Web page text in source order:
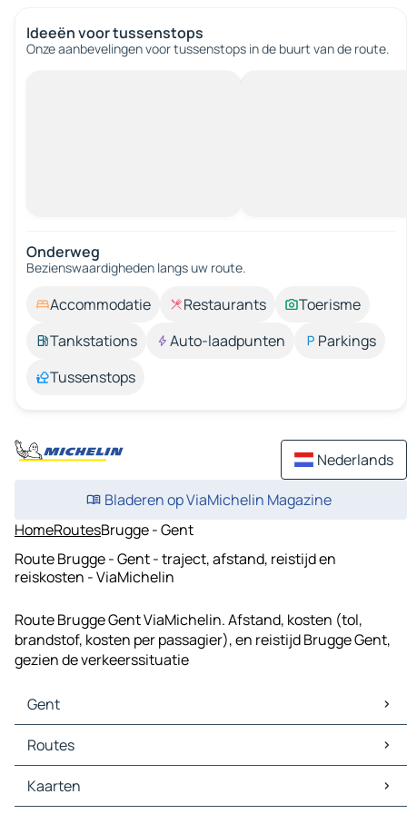
Ideeën voor tussenstops
Onze aanbevelingen voor tussenstops in de buurt van de route.
Onderweg
Bezienswaardigheden langs uw route.
Accommodatie Restaurants
Toerisme
Tankstations
Auto-laadpunten
Parkings
Tussenstops
Nederlands
Bladeren op ViaMichelin Magazine
HomeRoutesBrugge - Gent
Route Brugge - Gent - traject, afstand, reistijd en
reiskosten - ViaMichelin
Route Brugge Gent ViaMichelin. Afstand, kosten (tol,
brandstof, kosten per passagier), en reistijd Brugge Gent,
gezien de verkeerssituatie
Gent
Gent Kaarten
Gent Verkeer
Gent Hotels
Gent Restaurants
Routes
Routes Gent - Brussel
Routes Gent - Antwerpen
Kaarten